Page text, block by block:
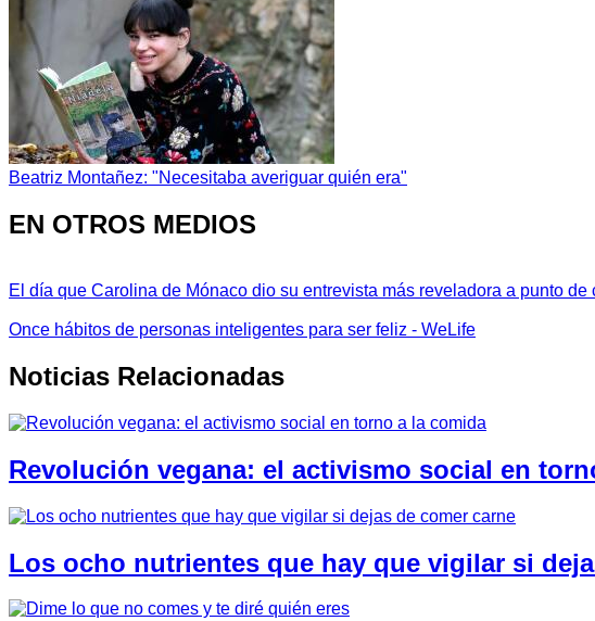
Beatriz Montañez: "Necesitaba averiguar quién era"
EN OTROS MEDIOS
El día que Carolina de Mónaco dio su entrevista más reveladora a punto
Once hábitos de personas inteligentes para ser feliz - WeLife
Noticias Relacionadas
Revolución vegana: el activismo social en
Los ocho nutrientes que hay que vigilar si